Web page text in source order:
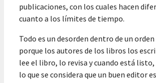
publicaciones, con los cuales hacen
cuanto a los límites de tiempo.
Todo es un desorden dentro de un
porque los autores de los libros los
lee el libro, lo revisa y cuando está
lo que se considera que un buen editor